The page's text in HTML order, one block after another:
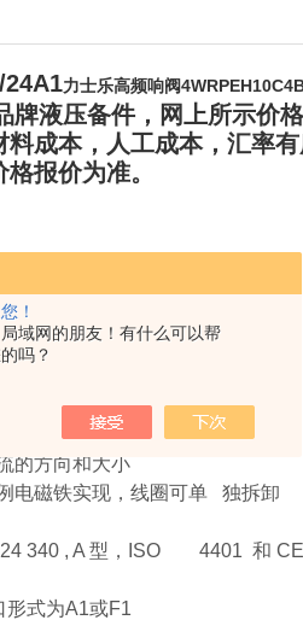
！
域网的朋友！有什么可以帮
吗？
24A1力士乐高频响阀
液压备件，网上所示价
成本，人工成本，汇率
报价为准。
的方向和大小
电磁铁实现，线圈可单 独拆卸
340 , A 型，ISO 4401 和
式为A1或F1